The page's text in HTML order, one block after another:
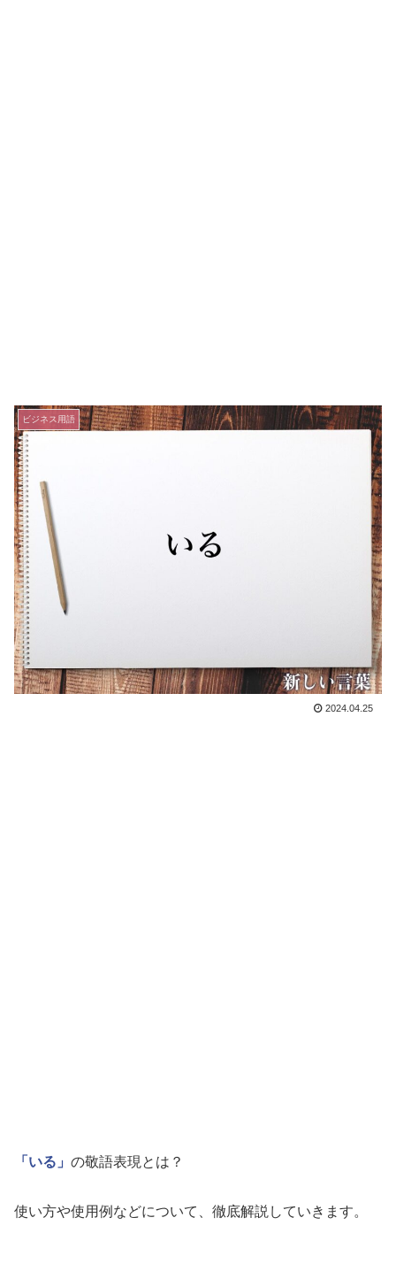
ビジネス用語
2024.04.25
「いる」 の敬語表現とは？
使い方や使用例などについて、徹底解説していきます。